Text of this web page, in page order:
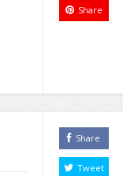
Share
Share
Tweet